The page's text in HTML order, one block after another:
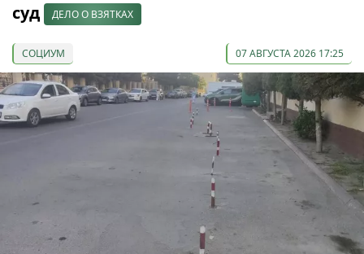
суд
ДЕЛО О ВЗЯТКАХ
СОЦИУМ 07 АВГУСТА 2026 17:25